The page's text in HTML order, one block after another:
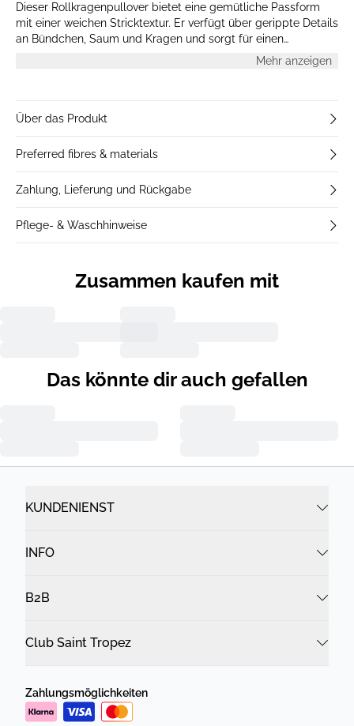
Dieser Rollkragenpullover bietet eine gemütliche Passform
mit einer weichen Stricktextur. Er verfügt über gerippte Details
an Bündchen, Saum und Kragen und sorgt für einen
klassischen Look, ideal zum Layern oder einzeln tragen.
Mehr anzeigen
Über das Produkt
Preferred fibres & materials
Zahlung, Lieferung und Rückgabe
Pflege- & Waschhinweise
Zusammen kaufen mit
Das könnte dir auch gefallen
KUNDENIENST
INFO
B2B
Club Saint Tropez
Zahlungsmöglichkeiten